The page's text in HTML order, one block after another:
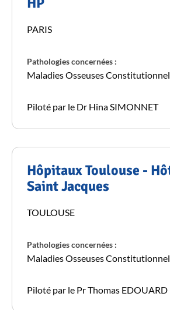
PARIS
Pathologies concernées :
Maladies Osseuses
Piloté par le Dr Hina SIMONNET
Hôpitaux Toulouse -
Saint Jacques
TOULOUSE
Pathologies concernées :
Maladies Osseuses
Piloté par le Pr Thomas EDOUARD